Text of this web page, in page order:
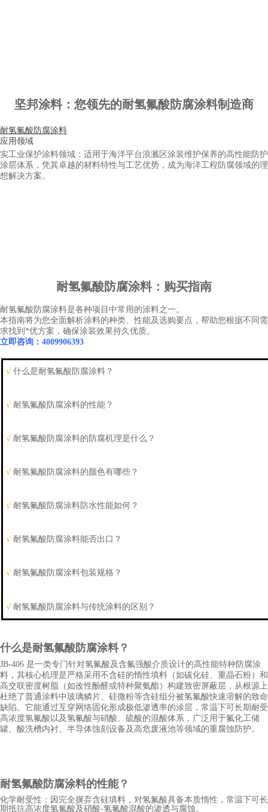
坚邦涂料：您领先的耐氢氟酸防腐涂料制造商
耐氢氟酸防腐涂料
应用领域
实工业保护涂料领域：适用于海洋平台浪溅区涂装维护保养的高性能防护
涂层体系，凭其卓越的材料特性与工艺优势，成为海洋工程防腐领域的理
想解决方案。
耐氢氟酸防腐涂料：购买指南
耐氢氟酸防腐涂料是各种项目中常用的涂料之一。
本指南将为您全面解析涂料的种类、性能及选购要点，帮助您根据不同需
求找到*优方案，确保涂装效果持久优质。
立即咨询：4009906393
√ 什么是耐氢氟酸防腐涂料？
√ 耐氢氟酸防腐涂料的性能？
√ 耐氢氟酸防腐涂料的防腐机理是什么？
√ 耐氢氟酸防腐涂料的颜色有哪些？
√ 耐氢氟酸防腐涂料防水性能如何？
√ 耐氢氟酸防腐涂料能否出口？
√ 耐氢氟酸防腐涂料包装规格？
√ 耐氢氟酸防腐涂料与传统涂料的区别？
什么是耐氢氟酸防腐涂料？
JB-406 是一类专门针对氢氟酸及含氟强酸介质设计的高性能特种防腐涂
料，其核心机理是严格采用不含硅的惰性填料（如碳化硅、重晶石粉）和
高交联密度树脂（如改性酚醛或特种聚氨酯）构建致密屏蔽层，从根源上
杜绝了普通涂料中玻璃鳞片、硅微粉等含硅组分被氢氟酸快速溶解的致命
缺陷。它能通过互穿网络固化形成极低渗透率的涂层，常温下可长期耐受
高浓度氢氟酸以及氢氟酸与硝酸、硫酸的混酸体系，广泛用于氟化工储
罐、酸洗槽内衬、半导体蚀刻设备及高危废液池等领域的重腐蚀防护。
耐氢氟酸防腐涂料的性能？
化学耐受性：因完全摒弃含硅填料，对氢氟酸具备本质惰性，常温下可长
期抵抗高浓度氢氟酸及硝酸-氢氟酸混酸的渗透与腐蚀。